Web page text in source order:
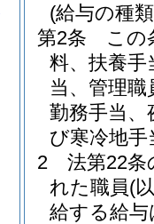
(給与の種
第2条
この
料、扶養手
当、管理
勤務手当、
び寒冷地
2
法第22条
れた職員(
給する給与